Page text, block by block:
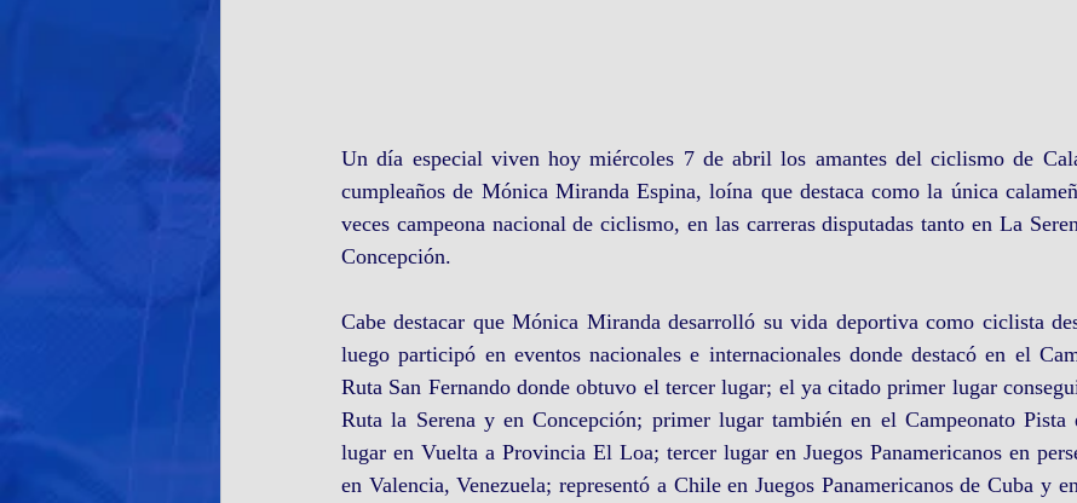
Un día especial viven hoy miércoles 7 de abril los amantes del ciclismo de
cumpleaños de Mónica Miranda Espina, loína que destaca como la única
veces campeona nacional de ciclismo, en las carreras disputadas tanto en La
Concepción.
Cabe destacar que Mónica Miranda desarrolló su vida deportiva como ciclista
luego participó en eventos nacionales e internacionales donde destacó en el
Ruta San Fernando donde obtuvo el tercer lugar; el ya citado primer lugar
Ruta la Serena y en Concepción; primer lugar también en el Campeonato
lugar en Vuelta a Provincia El Loa; tercer lugar en Juegos Panamericanos en
en Valencia, Venezuela; representó a Chile en Juegos Panamericanos de Cuba y